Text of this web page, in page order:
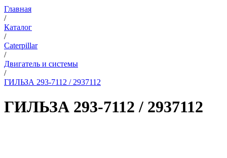
Главная
/
Каталог
/
Caterpillar
/
Двигатель и системы
/
ГИЛЬЗА 293-7112 / 2937112
ГИЛЬЗА 293-7112 / 2937112